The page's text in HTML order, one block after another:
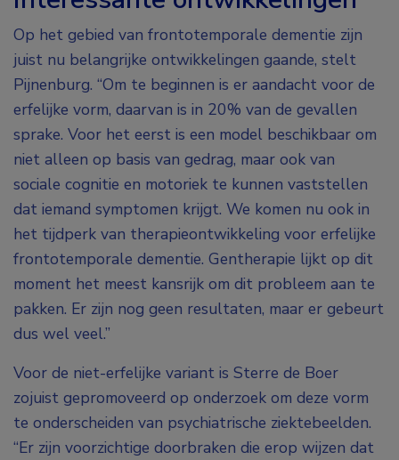
Op het gebied van frontotemporale dementie zijn
juist nu belangrijke ontwikkelingen gaande, stelt
Pijnenburg. “Om te beginnen is er aandacht voor de
erfelijke vorm, daarvan is in 20% van de gevallen
sprake. Voor het eerst is een model beschikbaar om
niet alleen op basis van gedrag, maar ook van
sociale cognitie en motoriek te kunnen vaststellen
dat iemand symptomen krijgt. We komen nu ook in
het tijdperk van therapieontwikkeling voor erfelijke
frontotemporale dementie. Gentherapie lijkt op dit
moment het meest kansrijk om dit probleem aan te
pakken. Er zijn nog geen resultaten, maar er gebeurt
dus wel veel.”
Voor de niet-erfelijke variant is Sterre de Boer
zojuist gepromoveerd op onderzoek om deze vorm
te onderscheiden van psychiatrische ziektebeelden.
“Er zijn voorzichtige doorbraken die erop wijzen dat